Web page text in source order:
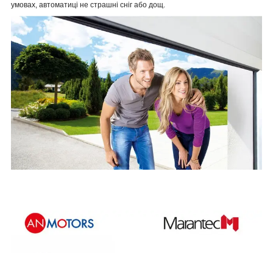
умовах, автоматиці не страшні сніг або дощ.